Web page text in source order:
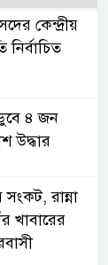
কেন্দ্রীয়
৪ জন
উদ্ধার
সংকট, রান্না
খাবারের